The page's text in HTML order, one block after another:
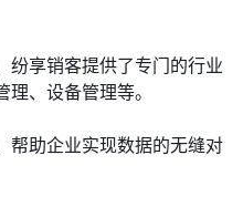
纷享销客提供了专门的行业
、设备管理等。
帮助企业实现数据的无缝对